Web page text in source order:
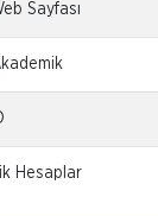
Sayfası
Hesaplar